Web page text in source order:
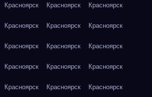
Красноярск Красноярск Красноярск
Красноярск Красноярск Красноярск
Красноярск Красноярск Красноярск
Красноярск Красноярск Красноярск
Красноярск Красноярск Красноярск